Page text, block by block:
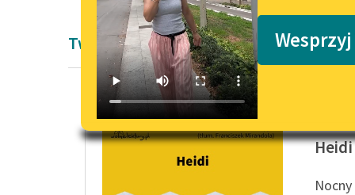
Twórczość Pozytywizm Johanna Spyri
Heidi